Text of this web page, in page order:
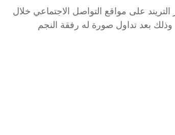
على مواقع التواصل الاجتماعي خلال
وذلك بعد تداول صورة له رفقة النجم